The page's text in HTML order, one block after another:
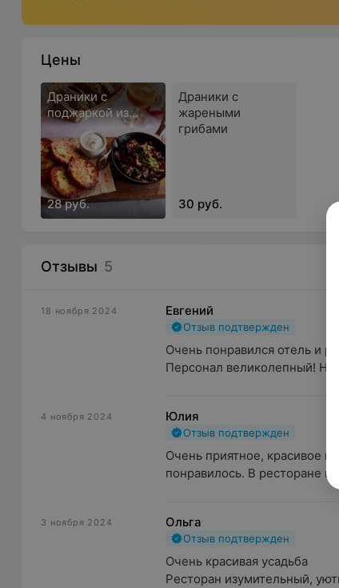
Цены
Драники с
поджаркой из
свинины
28 руб.
Драники с
жареными
грибами
30 руб.
Отзывы 5
18 ноября 2024 Евгений
Отзыв подтвержден
Очень понравился отель и
Персонал великолепный! Не
4 ноября 2024 Юлия
Отзыв подтвержден
Очень приятное, красивое
понравилось. В ресторане
3 ноября 2024 Ольга
Отзыв подтвержден
Очень красивая усадьба
Ресторан изумительный,